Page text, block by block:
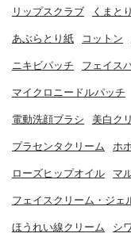
リップスクラブ くまと
あぶらとり紙 コットン
ニキビパッチ フェイス
マイクロニードルパッチ
電動洗顔ブラシ 美白ク
プラセンタクリーム ホ
ローズヒップオイル マ
フェイスクリーム・ジェ
ほうれい線クリーム シ